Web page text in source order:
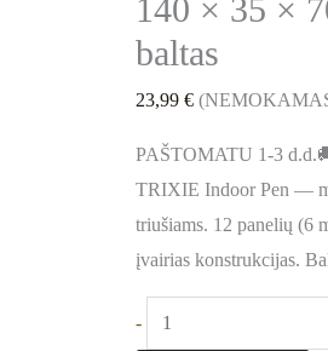
140 × 35 ×
baltas
23,99€
PAŠTOMATU 1-3
TRIXIE Indoor Pen —
triušiams. 12 panelių (6
įvairias konstrukcijas.
-